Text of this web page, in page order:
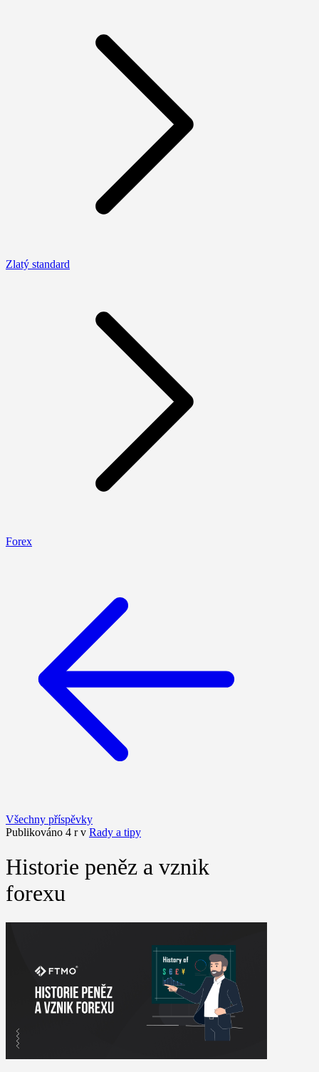
Zlatý standard
Forex
Všechny příspěvky
Publikováno 4 r v Rady a tipy
Historie peněz a vznik
forexu